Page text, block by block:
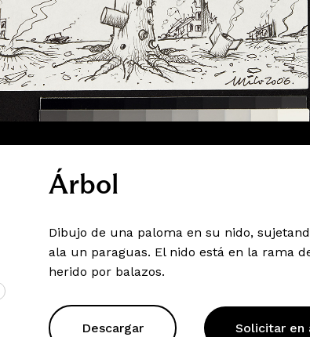
Árbol
Dibujo de una paloma en su nido,
ala un paraguas. El nido está en la rama
herido por balazos.
Descargar Solicitar en